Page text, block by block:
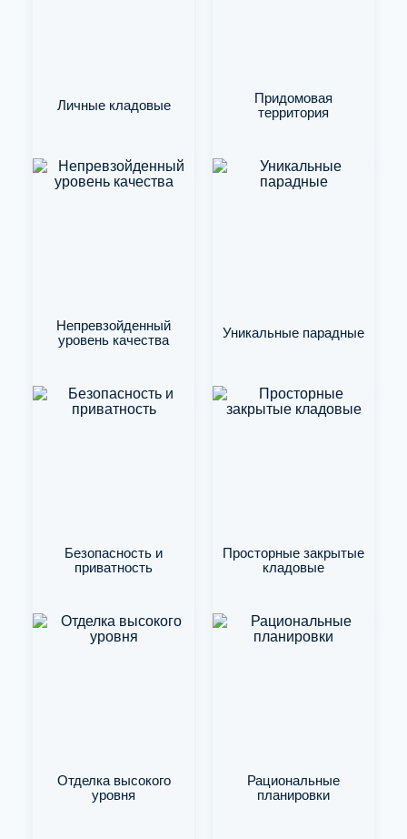
Личные кладовые
Придомовая
территория
Непревзойденный
уровень качества
Уникальные парадные
Безопасность и
приватность
Просторные закрытые
кладовые
Отделка высокого
уровня
Рациональные
планировки